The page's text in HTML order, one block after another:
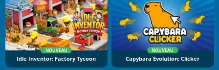
NOUVEAU
Idle Inventor: Factory Tycoon
NOUVEAU
Capybara Evolution: Clicker